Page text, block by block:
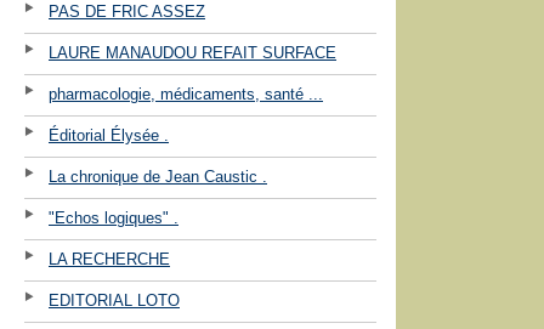
PAS DE FRIC ASSEZ
LAURE MANAUDOU REFAIT SURFACE
pharmacologie, médicaments, santé ...
Éditorial Élysée .
La chronique de Jean Caustic .
"Echos logiques" .
LA RECHERCHE
EDITORIAL LOTO